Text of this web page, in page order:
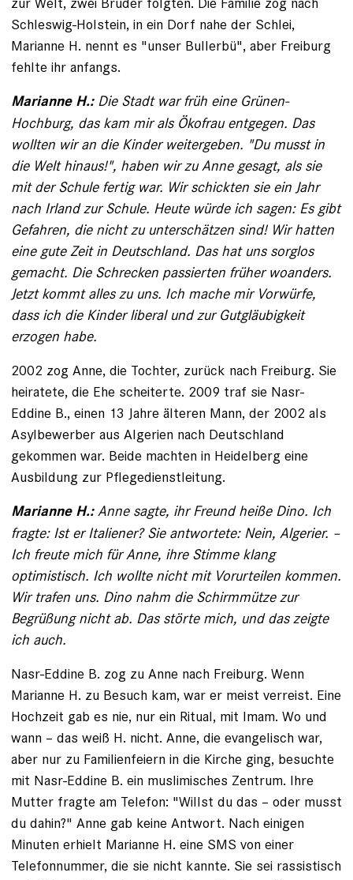
Schleswig-­Holstein, in ein Dorf nahe der Schlei,
Marianne H. nennt es "unser Bullerbü", aber Freiburg
fehlte ihr anfangs.
Marianne H.: Die Stadt war früh eine Grünen-
Hochburg, das kam mir als Ökofrau entgegen. Das
wollten wir an die Kinder weitergeben. "Du musst in
die Welt hinaus!", haben wir zu Anne gesagt, als sie
mit der Schule fertig war. Wir schickten sie ein Jahr
nach Irland zur Schule. Heute würde ich sagen: Es gibt
Gefahren, die nicht zu unterschätzen sind! Wir hatten
eine gute Zeit in Deutschland. Das hat uns sorglos
gemacht. Die Schrecken passierten früher woanders.
Jetzt kommt alles zu uns. Ich mache mir Vorwürfe,
dass ich die Kinder liberal und zur Gutgläubigkeit
erzogen habe.
2002 zog Anne, die Tochter, zurück nach Freiburg. Sie
heiratete, die Ehe scheiterte. 2009 traf sie Nasr-
Eddine B., einen 13 Jahre älteren Mann, der 2002 als
Asylbewerber aus Algerien nach Deutschland
gekommen war. Beide machten in Heidelberg eine
Ausbildung zur Pflege­dienstleitung.
Marianne H.:Anne sagte, ihr Freund heiße Dino. Ich
fragte: Ist er Italiener? Sie antwortete: Nein, Algerier. –
Ich freute mich für Anne, ihre Stimme klang
optimistisch. Ich wollte nicht mit Vorurteilen kommen.
Wir trafen uns. Dino nahm die Schirmmütze zur
Begrüßung nicht ab. Das störte mich, und das zeigte
ich auch.
Nasr-Eddine B. zog zu Anne nach Freiburg. Wenn
Marianne H. zu Besuch kam, war er meist verreist. Eine
Hochzeit gab es nie, nur ein ­Ritual, mit Imam. Wo und
wann – das weiß H. nicht. ­Anne, die evangelisch war,
aber nur zu Familien­feiern in die ­Kirche ging, besuchte
mit Nasr-Eddine B. ein ­muslimisches Zentrum. Ihre
Mutter fragte am Telefon: "Willst du das – oder musst
du dahin?" Anne gab keine Antwort. Nach einigen
Minuten erhielt Marianne H. ­eine SMS von einer
Telefonnummer, die sie nicht kannte. Sie sei rassis­tisch